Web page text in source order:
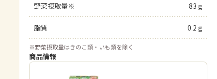
野菜摂取量※ 83 g
脂質 0.2 g
※野菜摂取量はきのこ類・いも類を除く
商品情報